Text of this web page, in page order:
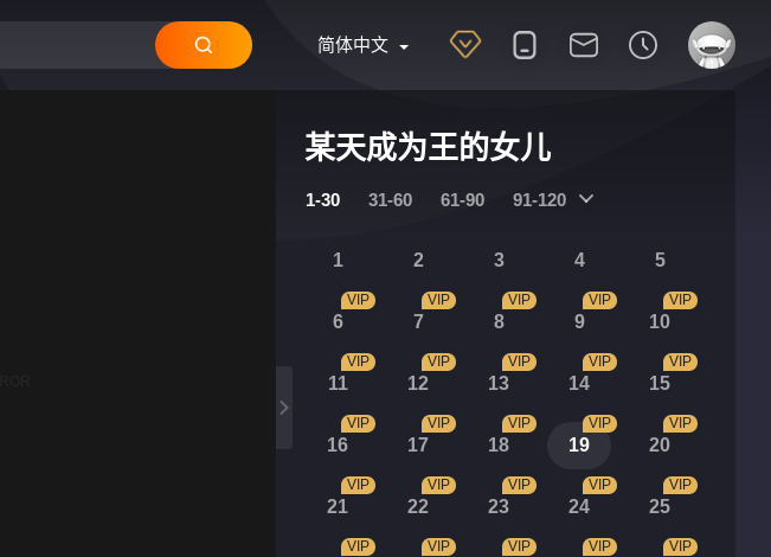
简体中文
某天成为王的女儿
1-30 31-60 61-90 91-120
1 2 3 4 5
6
VIP
7
VIP
8
VIP
9
VIP
10
VIP
11
VIP
12
VIP
13
VIP
14
VIP
15
VIP
16
VIP
17
VIP
18
VIP
19
VIP
20
VIP
21
VIP
22
VIP
23
VIP
24
VIP
25
VIP
VIP VIP VIP VIP VIP